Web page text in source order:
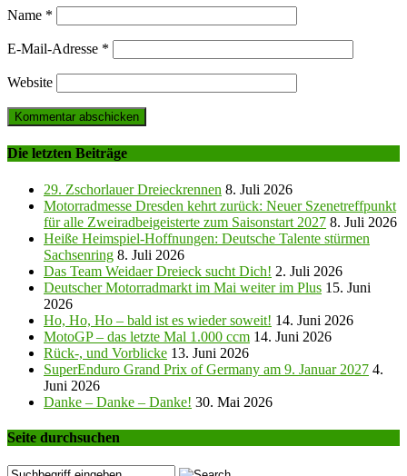
Name *
E-Mail-Adresse *
Website
Die letzten Beiträge
29. Zschorlauer Dreieckrennen 8. Juli 2026
Motorradmesse Dresden kehrt zurück: Neuer Szenetreffpunkt
für alle Zweiradbeigeisterte zum Saisonstart 2027 8. Juli 2026
Heiße Heimspiel-Hoffnungen: Deutsche Talente stürmen
Sachsenring 8. Juli 2026
Das Team Weidaer Dreieck sucht Dich! 2. Juli 2026
Deutscher Motorradmarkt im Mai weiter im Plus 15. Juni
2026
Ho, Ho, Ho – bald ist es wieder soweit! 14. Juni 2026
MotoGP – das letzte Mal 1.000 ccm 14. Juni 2026
Rück-, und Vorblicke 13. Juni 2026
SuperEnduro Grand Prix of Germany am 9. Januar 2027 4.
Juni 2026
Danke – Danke – Danke! 30. Mai 2026
Seite durchsuchen